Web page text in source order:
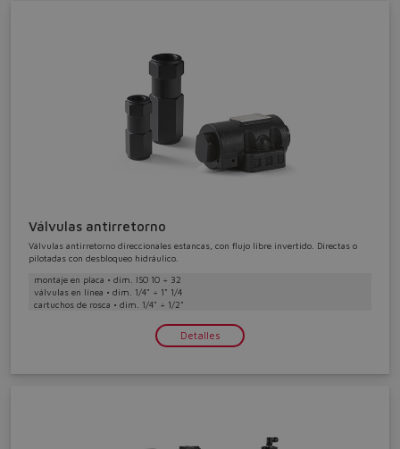
Válvulas antirretorno
Válvulas antirretorno direccionales estancas, con flujo libre invertido. Directas o
pilotadas con desbloqueo hidráulico.
montaje en placa • dim. ISO 10 ÷ 32
válvulas en línea • dim. 1/4" ÷ 1" 1/4
cartuchos de rosca • dim. 1/4" ÷ 1/2"
Detalles